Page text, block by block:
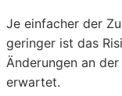
Je einfacher der
geringer ist das
Änderungen an
erwartet.